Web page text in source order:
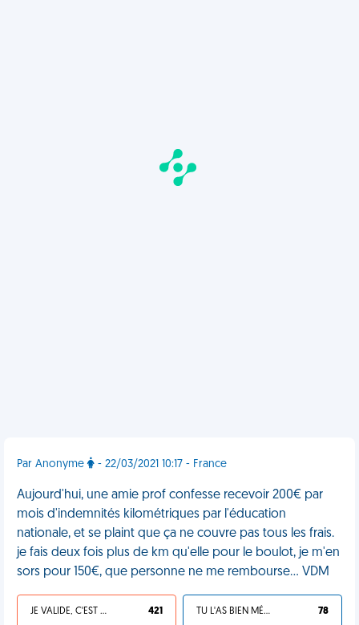
Par Anonyme - 22/03/2021 10:17 - France
Aujourd'hui, une amie prof confesse recevoir 200€ par
mois d'indemnités kilométriques par l'éducation
nationale, et se plaint que ça ne couvre pas tous les frais.
je fais deux fois plus de km qu'elle pour le boulot, je m'en
sors pour 150€, que personne ne me rembourse... VDM
JE VALIDE, C'EST UNE VDM 421 TU L'AS BIEN MÉRITÉ 78